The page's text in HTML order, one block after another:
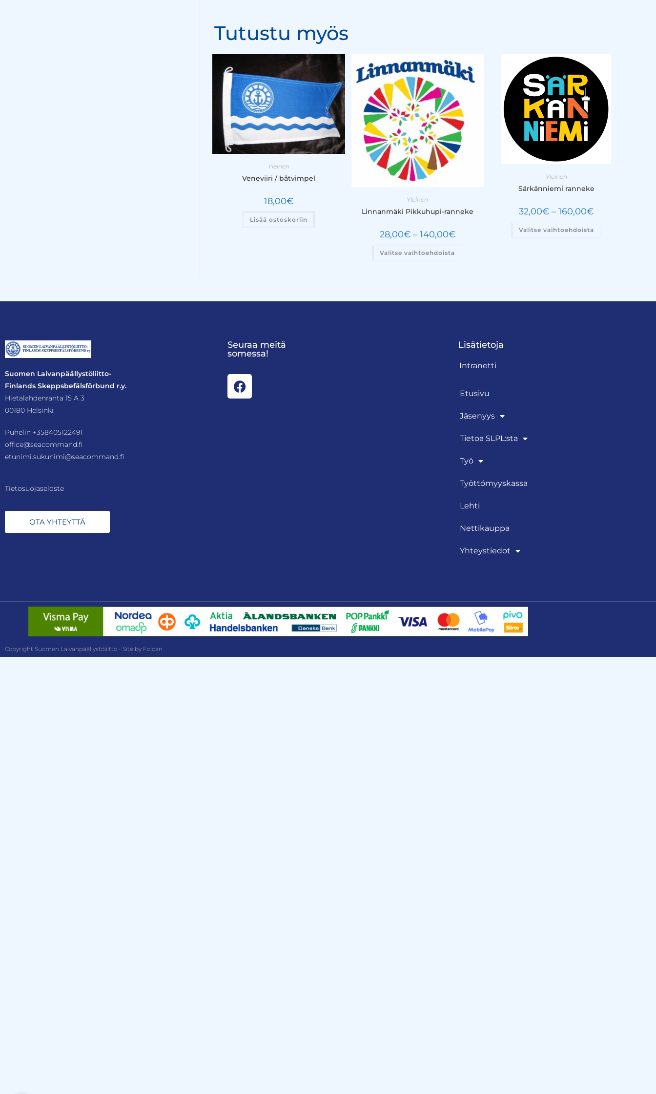
Tutustu myös
Yleinen
Veneviiri / båtvimpel
18,00€
Lisää ostoskoriin
Yleinen
Linnanmäki Pikkuhupi-ranneke
28,00€ – 140,00€
Valitse vaihtoehdoista
Yleinen
Särkänniemi ranneke
32,00€ – 160,00€
Valitse vaihtoehdoista
Suomen Laivanpäällystöliitto-
Finlands Skeppsbefälsförbund r.y.
Hietalahdenranta 15 A 3
00180 Helsinki
Puhelin +358405122491
office@seacommand.fi
etunimi.sukunimi@seacommand.fi
Tietosuojaseloste
OTA YHTEYTTÄ
Seuraa meitä
somessa!
Lisätietoja
Intranetti
Etusivu
Jäsenyys
Tietoa SLPL:sta
Työ
Työttömyyskassa
Lehti
Nettikauppa
Yhteystiedot
Copyright Suomen Laivanpäällystöliitto - Site by Folcan